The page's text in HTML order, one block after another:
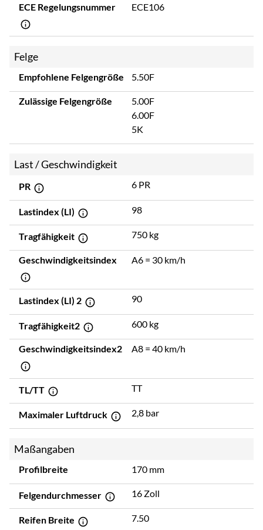
ECE Regelungsnummer ECE106
Felge
Empfohlene Felgengröße 5.50F
Zulässige Felgengröße
5.00F
6.00F
5K
Last / Geschwindigkeit
PR 6 PR
Lastindex (LI) 98
Tragfähigkeit 750 kg
Geschwindigkeitsindex A6 = 30 km/h
Lastindex (LI) 2 90
Tragfähigkeit2 600 kg
Geschwindigkeitsindex2 A8 = 40 km/h
TL/TT TT
Maximaler Luftdruck 2,8 bar
Maßangaben
Profilbreite 170 mm
Felgendurchmesser 16 Zoll
Reifen Breite 7.50